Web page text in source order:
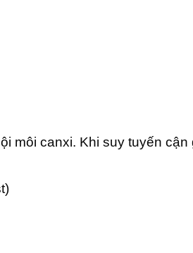
môi canxi. Khi suy tuyến